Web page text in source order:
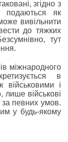
згідно з
подаються як
вивільнити
до тяжких
тут
міжнародного
в
військовими і
лише військові
за певних умов.
у будь-якому